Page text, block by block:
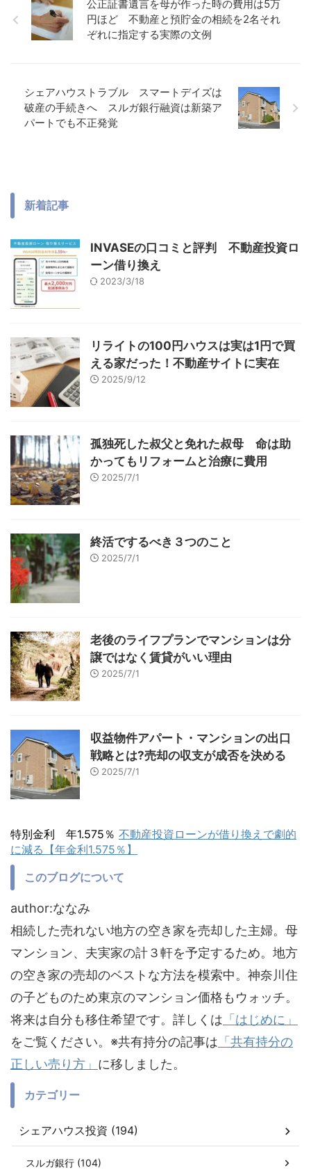
公正証書遺言を母が作った時の費用は5万
円ほど 不動産と預貯金の相続を2名それ
ぞれに指定する実際の文例
シェアハウストラブル スマートデイズは
破産の手続きへ スルガ銀行融資は新築ア
パートでも不正発覚
新着記事
INVASEの口コミと評判 不動産投資ロ
ーン借り換え
2023/3/18
リライトの100円ハウスは実は1円で買
える家だった！不動産サイトに実在
2025/9/12
孤独死した叔父と免れた叔母 命は助
かってもリフォームと治療に費用
2025/7/1
終活でするべき３つのこと
2025/7/1
老後のライフプランでマンションは分
譲ではなく賃貸がいい理由
2025/7/1
収益物件アパート・マンションの出口
戦略とは?売却の収支が成否を決める
2025/7/1
特別金利 年1.575％ 不動産投資ローンが借り換えで劇的
に減る【年金利1.575％】
このブログについて
author:ななみ
相続した売れない地方の空き家を売却した主婦。母
マンション、夫実家の計３軒を予定するため。地方
の空き家の売却のベストな方法を模索中。神奈川住
の子どものため東京のマンション価格もウォッチ。
将来は自分も移住希望です。詳しくは 「はじめに」
をご覧ください。※共有持分の記事は 「共有持分の
正しい売り方」 に移しました。
カテゴリー
シェアハウス投資 (194)
スルガ銀行 (104)